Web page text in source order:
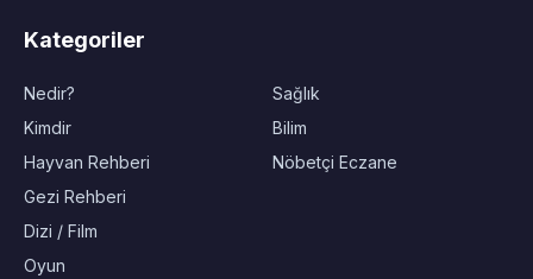
Kategoriler
Nedir?
Kimdir
Hayvan Rehberi
Gezi Rehberi
Dizi / Film
Oyun
Sağlık
Bilim
Nöbetçi Eczane